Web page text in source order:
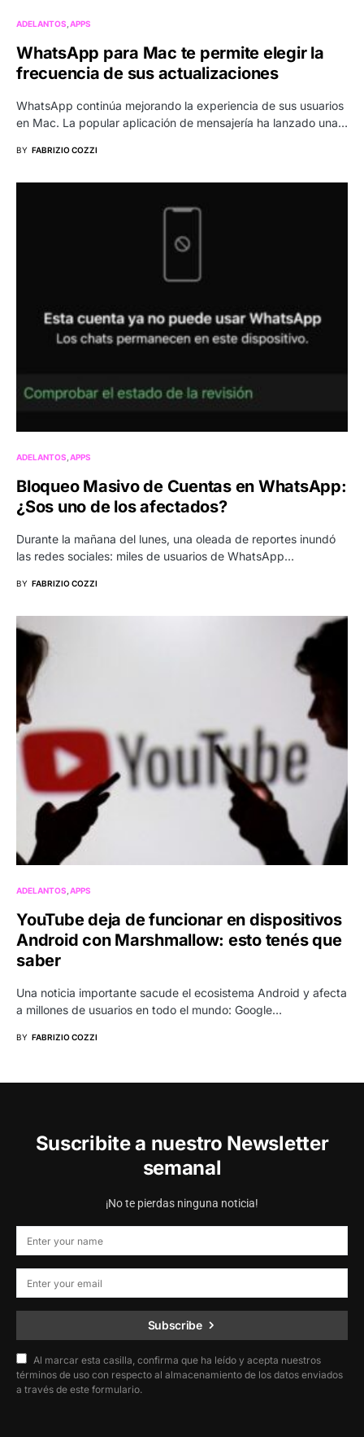
ADELANTOS APPS
WhatsApp para Mac te permite elegir la
frecuencia de sus actualizaciones
WhatsApp continúa mejorando la experiencia de sus usuarios
en Mac. La popular aplicación de mensajería ha lanzado una…
BY FABRIZIO COZZI
ADELANTOS APPS
Bloqueo Masivo de Cuentas en WhatsApp:
¿Sos uno de los afectados?
Durante la mañana del lunes, una oleada de reportes inundó
las redes sociales: miles de usuarios de WhatsApp…
BY FABRIZIO COZZI
ADELANTOS APPS
YouTube deja de funcionar en dispositivos
Android con Marshmallow: esto tenés que
saber
Una noticia importante sacude el ecosistema Android y afecta
a millones de usuarios en todo el mundo: Google…
BY FABRIZIO COZZI
Suscribite a nuestro Newsletter
semanal
¡No te pierdas ninguna noticia!
Subscribe
Al marcar esta casilla, confirma que ha leído y acepta nuestros
términos de uso con respecto al almacenamiento de los datos enviados
a través de este formulario.